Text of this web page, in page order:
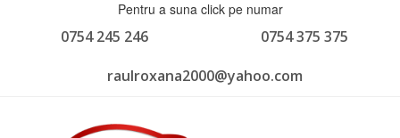
Pentru a suna click pe numar
0754 375 375
0754 245 246
raulroxana2000@yahoo.com